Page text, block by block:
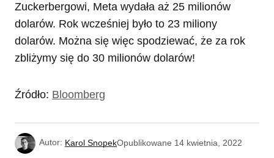
Zuckerbergowi, Meta wydała aż 25 milionów
dolarów. Rok wcześniej było to 23 miliony
dolarów. Można się więc spodziewać, że za rok
zbliżymy się do 30 milionów dolarów!
Źródło: Bloomberg
Autor: Karol SnopekOpublikowane 14 kwietnia, 2022